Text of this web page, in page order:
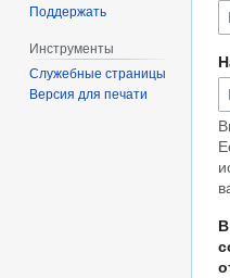
Поддержать
Инструменты
Служебные страницы
Версия для печати